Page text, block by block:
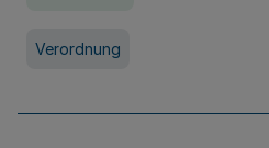
Verordnung